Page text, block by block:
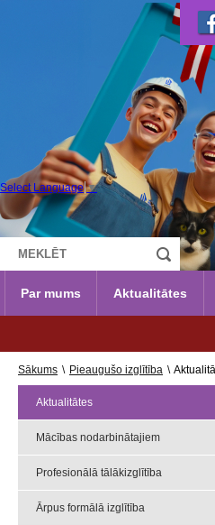
Select Language ▼
Par mums Aktualitātes
Sākums \ Pieaugušo izglītība \
Aktualitātes
Mācības nodarbinātajiem
Profesionālā tālākizglītība
Ārpus formālā izglītība